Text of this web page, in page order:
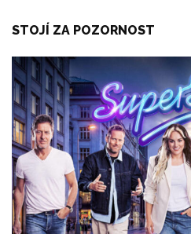
STOJÍ ZA POZORNOST